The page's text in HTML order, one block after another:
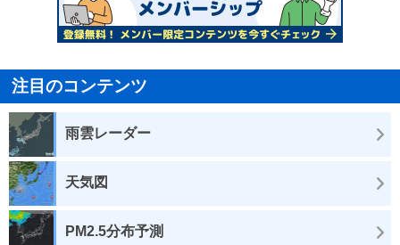
注目のコンテンツ
雨雲レーダー
天気図
PM2.5分布予測